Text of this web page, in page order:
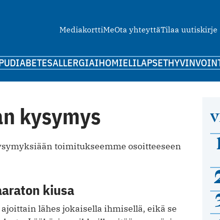
MediakorttiMeOta yhteyttäTilaa uutiskirje
DIABETESALLERGIAIHOMIELILAPSET
kysymys
toimitukseemme osoitteeseen
kiusa
lähes jokaisella ihmisellä, eikä se